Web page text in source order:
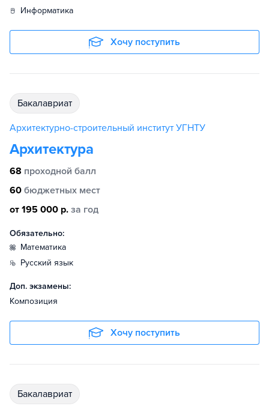
информатика
Хочу поступить
бакалавриат
Архитектурно-строительный институт УГНТУ
Архитектура
68 проходной балл
60 бюджетных мест
от 195 000 р. за год
Обязательно:
математика
русский язык
Доп. экзамены:
Композиция
Хочу поступить
бакалавриат